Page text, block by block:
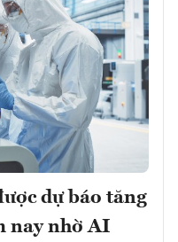
dự báo tăng
nay nhờ AI